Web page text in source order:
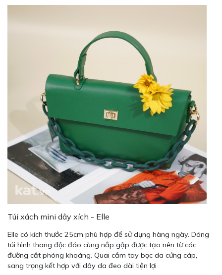
Túi xách mini dây xích - Elle
Elle có kích thước 25cm phù hợp để sử dụng hàng ngày. Dáng
túi hình thang độc đáo cùng nắp gập được tạo nên từ các
đường cắt phóng khoáng. Quai cầm tay bọc da cứng cáp,
sang trọng kết hợp với dây da đeo dài tiện lợi